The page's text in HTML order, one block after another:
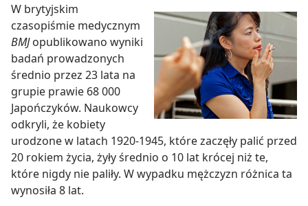
W brytyjskim
czasopiśmie medycznym
BMJopublikowano wyniki
badań prowadzonych
średnio przez 23 lata na
grupie prawie 68 000
Japończyków. Naukowcy
odkryli, że kobiety
urodzone w latach 1920-1945, które zaczęły palić przed
20 rokiem życia, żyły średnio o 10 lat krócej niż te,
które nigdy nie paliły. W wypadku mężczyzn różnica ta
wynosiła 8 lat.